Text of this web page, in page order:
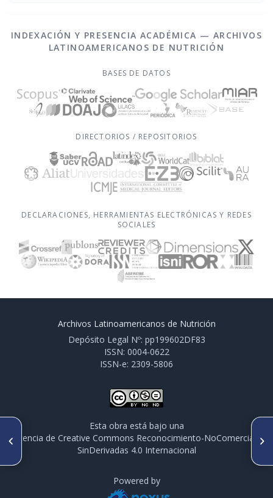
ARTÍCULO ANTERIOR
Insulina, leptina y hormona de
crecimiento y su relación con
SIGUIENTE ARTÍCULO
Efecto de la diarrea sobre la
utilización de nutrientes en
INDEXACIÓN Y PRESENCIA ACADÉMICA — ARCHIVOS
LATINOAMERICANOS DE NUTRICIÓN
BASES DE DATOS
DIRECTORIOS / REPOSITORIOS
DECLARACIONES, HERRAMIENTAS ELECTRÓNICAS Y REDES
SOCIALES
Archivos Latinoamericanos de Nutrición
Depósito Legal Nº: pp199602DF83
ISSN: 0004-0622
ISSN-e: 2309-5806
Esta obra está bajo una
licencia de Creative Commons Reconocimiento-NoComercial-
SinDerivadas 4.0 Internacional
Powered by